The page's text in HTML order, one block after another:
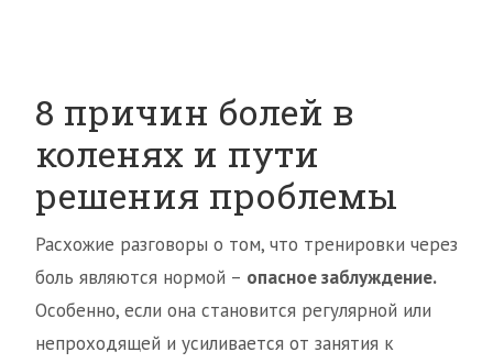
8 причин болей в
коленях и пути
решения проблемы
Расхожие разговоры о том, что тренировки через
боль являются нормой – опасное заблуждение.
Особенно, если она становится регулярной или
непроходящей и усиливается от занятия к